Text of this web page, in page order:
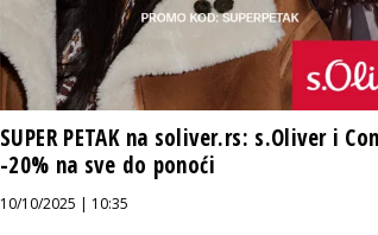
SUPER PETAK na soliver.rs: s.Oliver i
-20% na sve do ponoći
10/10/2025 | 10:35